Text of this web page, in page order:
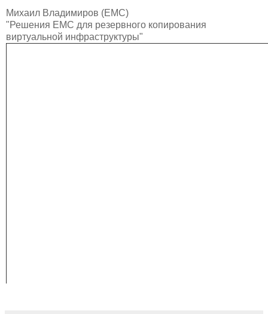
Михаил Владимиров (EMC)
"Решения EMC для резервного копирования
виртуальной инфраструктуры"